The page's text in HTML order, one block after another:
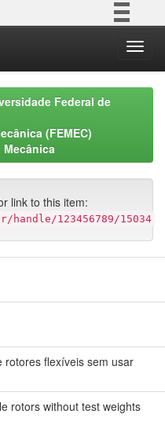
Participe
Acesso à informação
Legislação
Canais
Federal de
(FEMEC)
Mecânica
link to this item:
123456789/15034
rotores flexíveis sem usar
rotors without test weights